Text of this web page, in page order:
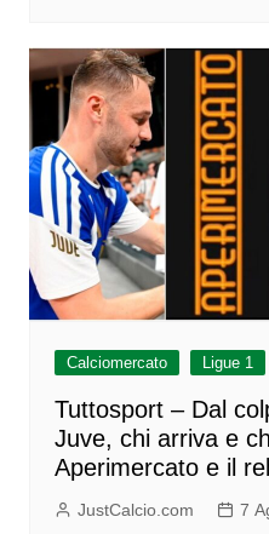
Calciomercato Ligue 1
Tuttosport – Dal
Juve, chi arriva e
Aperimercato e il
JustCalcio.com 7